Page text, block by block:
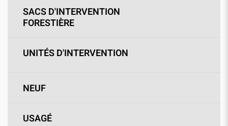
SACS D'INTERVENTION
FORESTIÈRE
UNITÉS D'INTERVENTION
NEUF
USAGÉ